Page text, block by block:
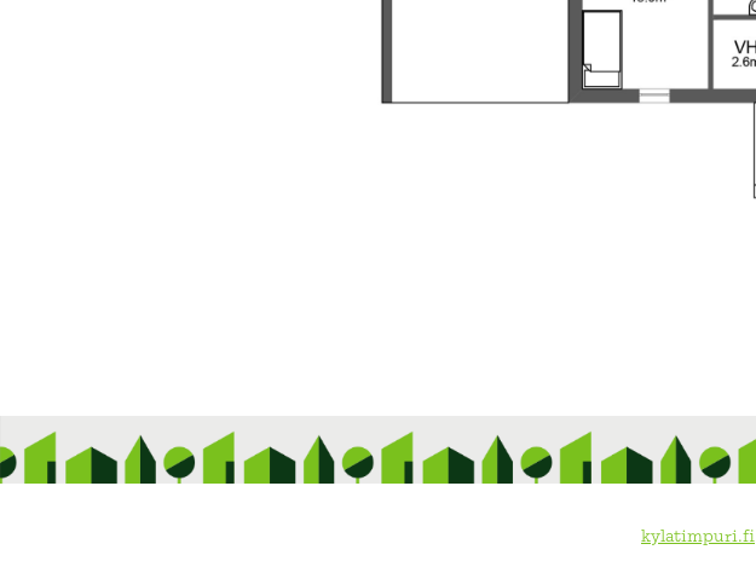
kylatimpuri.fi